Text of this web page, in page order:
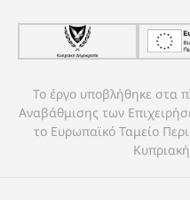
Το έργο υποβλήθηκε στα
Αναβάθμισης των
το Ευρωπαϊκό Ταμείο